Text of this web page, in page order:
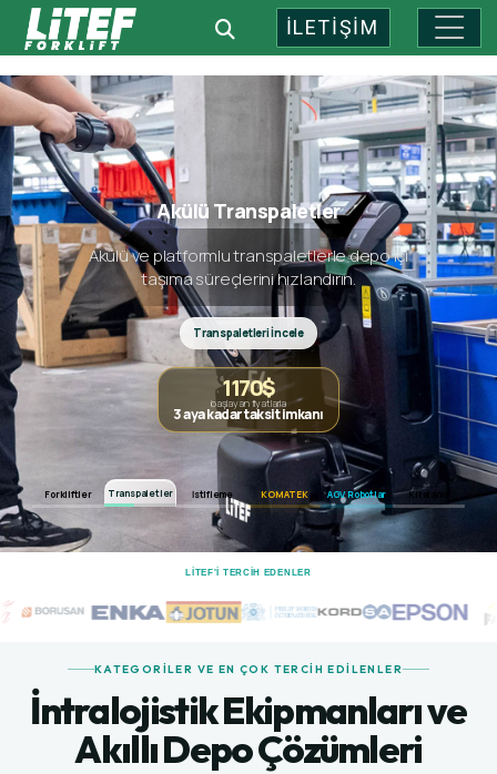
İLETİŞİM
Endüstriyel Depo
Forkliftler Transpaletler İstifleme KOMATEK AGV Robotlar Kiralama
Akülü Transpaletler
Akülü ve platformlu transpaletlerle depo içi
taşıma süreçlerini hızlandırın.
Transpaletleri İncele
1170$
başlayan fiyatlarla
3 aya kadar taksit imkanı
ForkliftlerTranspaletler
LİTEF'I TERCIH EDENLER
KATEGORILER VE EN ÇOK TERCIH EDILENLER
İntralojistik Ekipmanları ve
Akıllı Depo Çözümleri